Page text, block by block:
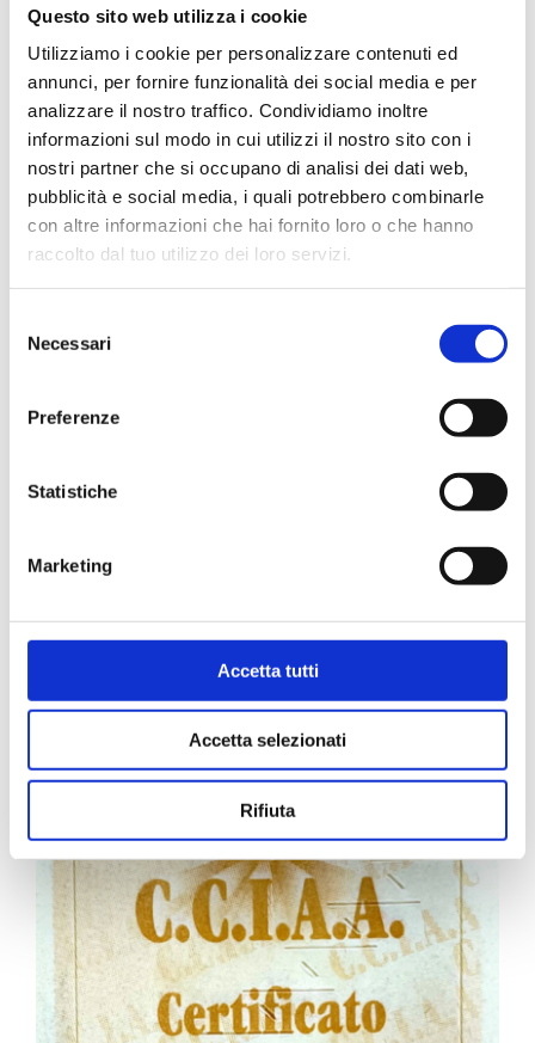
Questo sito web utilizza i cookie
Utilizziamo i cookie per personalizzare contenuti ed
annunci, per fornire funzionalità dei social media e per
analizzare il nostro traffico. Condividiamo inoltre
informazioni sul modo in cui utilizzi il nostro sito con i
nostri partner che si occupano di analisi dei dati web,
pubblicità e social media, i quali potrebbero combinarle
con altre informazioni che hai fornito loro o che hanno
raccolto dal tuo utilizzo dei loro servizi.
delNecessari
Preferenze
Statistiche
Marketing
Accetta tutti
Accetta selezionati
Rifiuta
Carta Filigranata CCIAA
24,40€